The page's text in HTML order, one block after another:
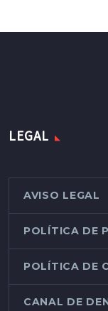
LEGAL
AVISO LEGAL
POLÍTICA DE
POLÍTICA DE
CANAL DE